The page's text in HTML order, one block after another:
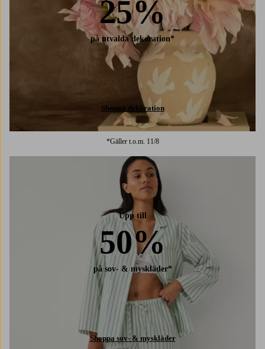
25%
på utvalda dekoration*
Shoppa dekoration
*Gäller t.o.m. 11/8
Upp till
50%
på sov- & myskläder*
Shoppa sov- & myskläder